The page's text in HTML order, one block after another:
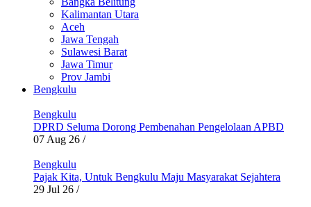
Kalimantan Utara
Aceh
Jawa Tengah
Sulawesi Barat
Jawa Timur
Prov Jambi
Bengkulu
Bengkulu
DPRD Seluma Dorong Pembenahan Pengelolaan APBD
07 Aug 26 /
Bengkulu
Pajak Kita, Untuk Bengkulu Maju Masyarakat Sejahtera
29 Jul 26 /